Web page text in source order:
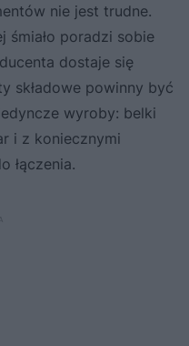
nie jest trudne.
śmiało poradzi sobie
dostaje się
składowe powinny być
wyroby: belki
i z koniecznymi
łączenia.